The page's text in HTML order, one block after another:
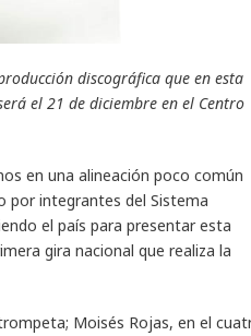
discográfica que en esta
el 21 de diciembre en el Centro
en una alineación poco común
por integrantes del Sistema
el país para presentar esta
gira nacional que realiza la
Moisés Rojas, en el